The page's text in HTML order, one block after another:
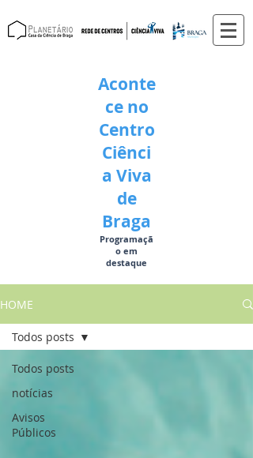
Aconte
ce no
Centro
Ciênci
a Viva
de
Braga
Programaçã
o em
destaque
HOME
Todos posts
notícias
Avisos
Públicos
Todos posts